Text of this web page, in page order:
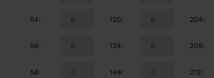
54:
56:
58:
120:
124:
146:
204:
208:
212: